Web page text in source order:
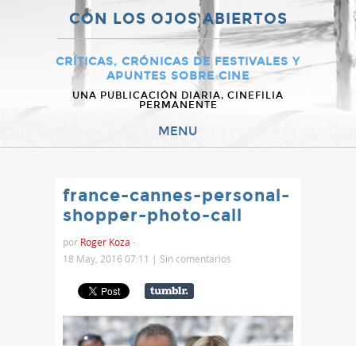
CON LOS OJOS ABIERTOS
CRÍTICAS, CRÓNICAS DE FESTIVALES Y
APUNTES SOBRE CINE
UNA PUBLICACIÓN DIARIA, CINEFILIA
PERMANENTE
MENU
france-cannes-personal-
shopper-photo-call
por Roger Koza -
18 May, 2016 07:11 | Sin comentarios